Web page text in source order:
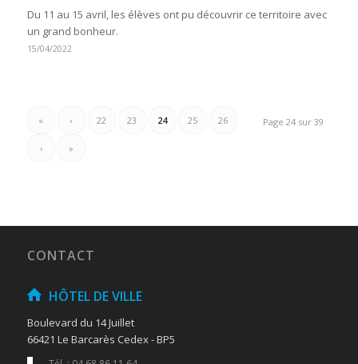
Du 11 au 15 avril, les élèves ont pu découvrir ce territoire avec
un grand bonheur.
15/04/2022
Page 24 sur 39
« ‹ 22 23 24 25 26
› »
CONTACT
HÔTEL DE VILLE
Boulevard du 14 Juillet
66421 Le Barcarès Cedex - BP5